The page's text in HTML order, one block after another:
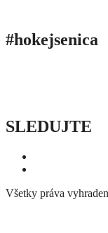
#hokejsenica
SLEDUJTE
Všetky práva